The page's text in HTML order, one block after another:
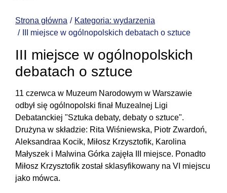
Strona główna
Kategoria: wydarzenia
III miejsce w ogólnopolskich debatach o sztuce
III miejsce w ogólnopolskich
debatach o sztuce
11 czerwca w Muzeum Narodowym w Warszawie
odbył się ogólnopolski finał Muzealnej Ligi
Debatanckiej "Sztuka debaty, debaty o sztuce".
Drużyna w składzie: Rita Wiśniewska, Piotr Zwardoń,
Aleksandraa Kocik, Miłosz Krzysztofik, Karolina
Małyszek i Malwina Górka zajęła III miejsce. Ponadto
Miłosz Krzysztofik został sklasyfikowany na VI miejscu
jako mówca.